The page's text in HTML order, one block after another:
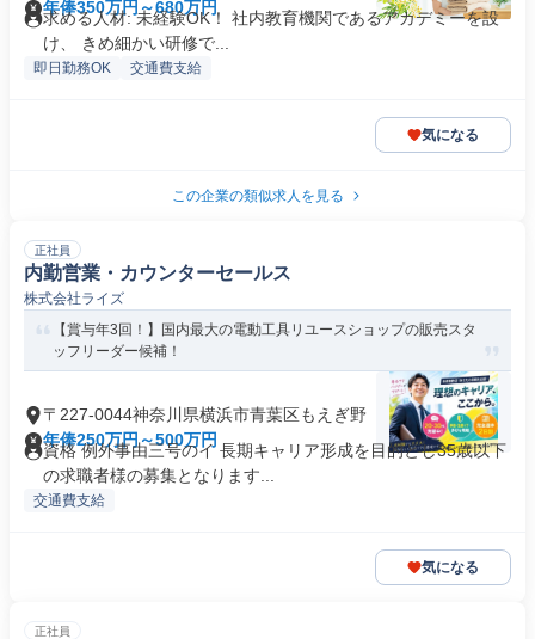
年俸350万円～680万円
求める人材: 未経験OK！ 社内教育機関であるアカデミーを設
け、 きめ細かい研修で...
即日勤務OK 交通費支給
気になる
この企業の類似求人を見る
正社員
内勤営業・カウンターセールス
株式会社ライズ
【賞与年3回！】国内最大の電動工具リユースショップの販売スタ
ッフリーダー候補！
〒227-0044神奈川県横浜市青葉区もえぎ野
年俸250万円～500万円
資格 例外事由三号のイ 長期キャリア形成を目的とし35歳以下
の求職者様の募集となります...
交通費支給
気になる
正社員